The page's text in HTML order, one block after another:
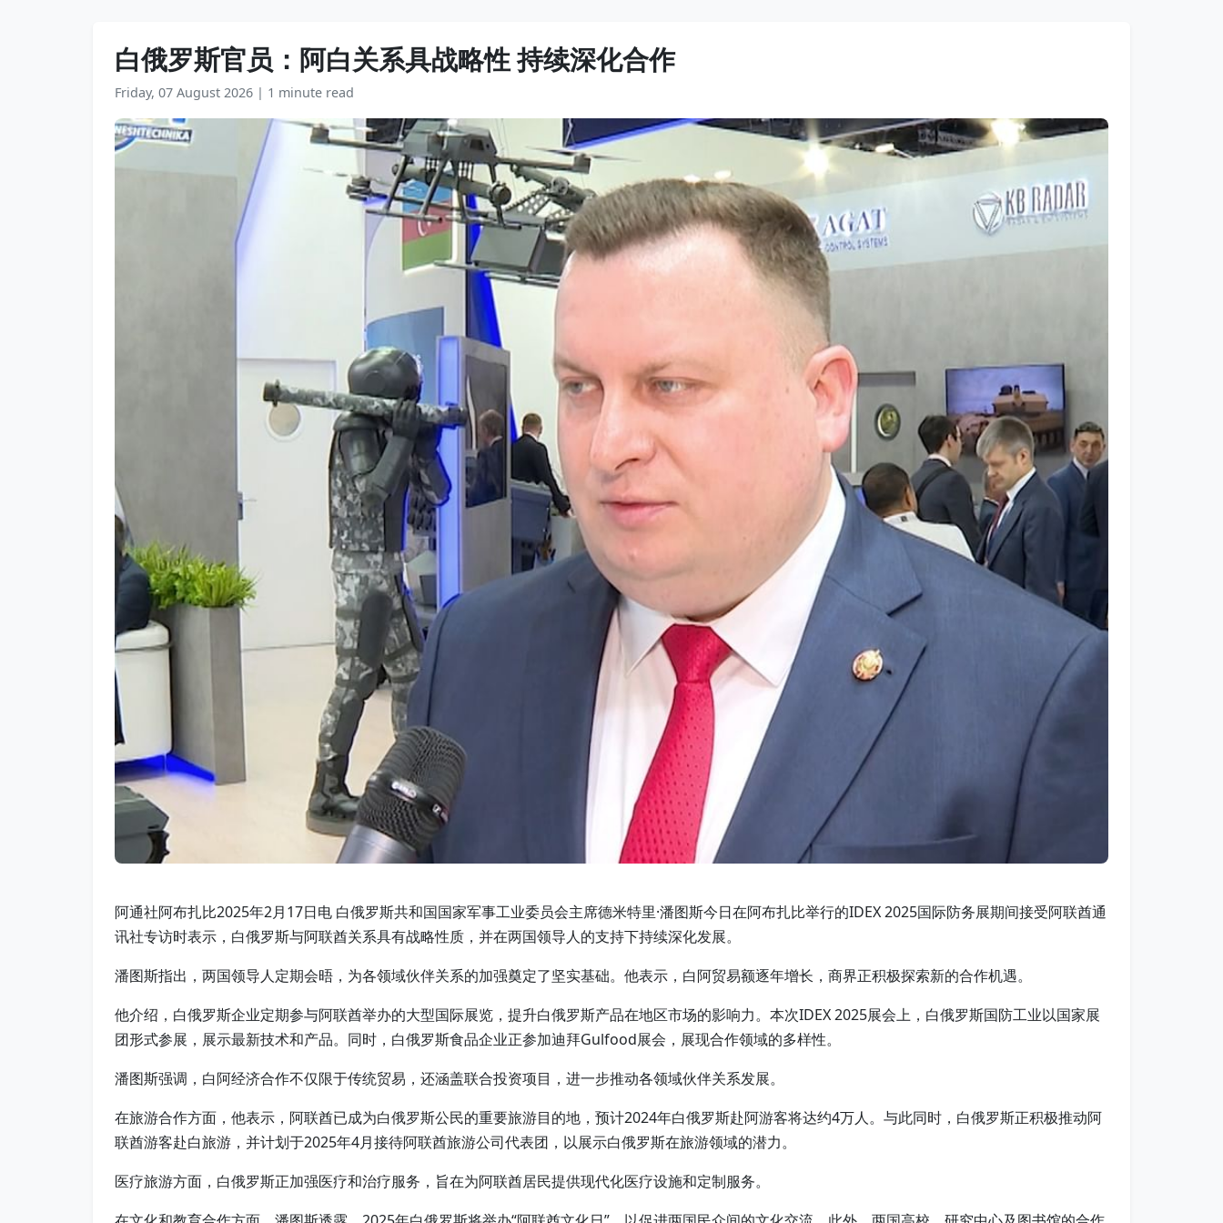
白俄罗斯官员：阿白关系具战略性 持续深化合作
Friday, 07 August 2026 | 1 minute read
阿通社阿布扎比2025年2月17日电 白俄罗斯共和国国家军事工业委员会主席德米特里·潘图斯今日在阿布扎比举行的IDEX 2025国际防务展期间接受阿联酋通
讯社专访时表示，白俄罗斯与阿联酋关系具有战略性质，并在两国领导人的支持下持续深化发展。
潘图斯指出，两国领导人定期会晤，为各领域伙伴关系的加强奠定了坚实基础。他表示，白阿贸易额逐年增长，商界正积极探索新的合作机遇。
他介绍，白俄罗斯企业定期参与阿联酋举办的大型国际展览，提升白俄罗斯产品在地区市场的影响力。本次IDEX 2025展会上，白俄罗斯国防工业以国家展
团形式参展，展示最新技术和产品。同时，白俄罗斯食品企业正参加迪拜Gulfood展会，展现合作领域的多样性。
潘图斯强调，白阿经济合作不仅限于传统贸易，还涵盖联合投资项目，进一步推动各领域伙伴关系发展。
在旅游合作方面，他表示，阿联酋已成为白俄罗斯公民的重要旅游目的地，预计2024年白俄罗斯赴阿游客将达约4万人。与此同时，白俄罗斯正积极推动阿
联酋游客赴白旅游，并计划于2025年4月接待阿联酋旅游公司代表团，以展示白俄罗斯在旅游领域的潜力。
医疗旅游方面，白俄罗斯正加强医疗和治疗服务，旨在为阿联酋居民提供现代化医疗设施和定制服务。